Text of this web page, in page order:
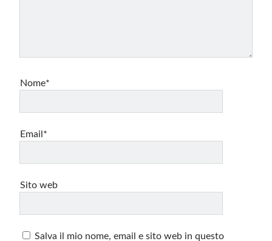
Nome*
Email*
Sito web
Salva il mio nome, email e sito web in questo